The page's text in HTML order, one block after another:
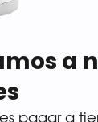
a
pagar a